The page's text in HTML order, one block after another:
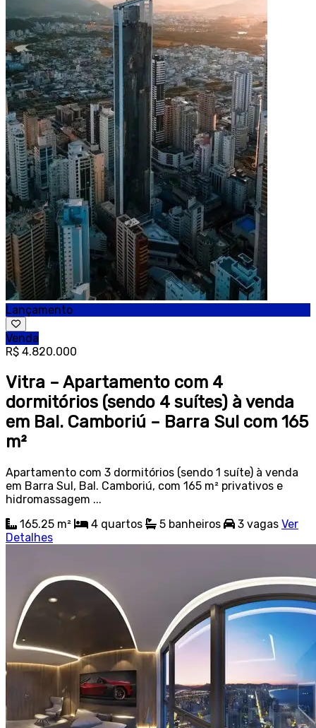
Lançamento
Venda
R$ 4.820.000
Vitra – Apartamento com 4
dormitórios (sendo 4 suítes) à venda
em Bal. Camboriú – Barra Sul com 165
m²
Apartamento com 3 dormitórios (sendo 1 suíte) à venda
em Barra Sul, Bal. Camboriú, com 165 m² privativos e
hidromassagem ...
165.25 m²
4 quartos 5 banheiros 3 vagas Ver
Detalhes